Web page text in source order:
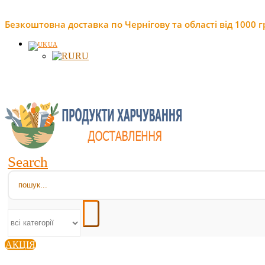
Безкоштовна доставка по Чернігову та області від 1000
UA
RU
Search
АКЦІЯ